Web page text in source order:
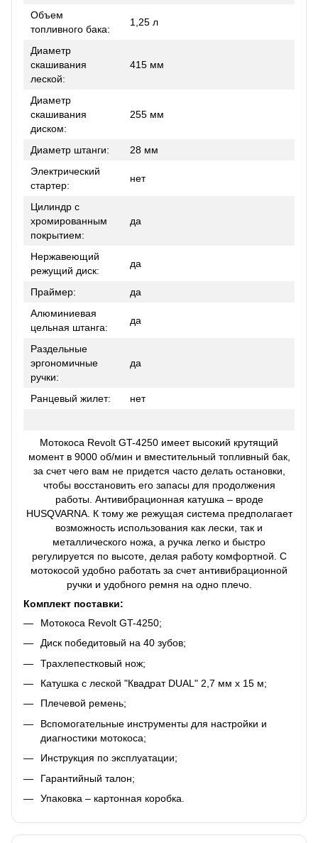
Объем
топливного бака:
1,25 л
Диаметр
скашивания
леской:
415 мм
Диаметр
скашивания
диском:
255 мм
Диаметр штанги:
28 мм
Электрический
стартер:
нет
Цилиндр с
хромированным
покрытием:
да
Нержавеющий
режущий диск:
да
Праймер:
да
Алюминиевая
цельная штанга:
да
Раздельные
эргономичные
ручки:
да
Ранцевый жилет: нет
Мотокоса Revolt GT-4250 имеет высокий крутящий
момент в 9000 об/мин и вместительный топливный бак,
за счет чего вам не придется часто делать остановки,
чтобы восстановить его запасы для продолжения
работы. Антивибрационная катушка – вроде
HUSQVARNA. К тому же режущая система предполагает
возможность использования как лески, так и
металлического ножа, а ручка легко и быстро
регулируется по высоте, делая работу комфортной. С
мотокосой удобно работать за счет антивибрационной
ручки и удобного ремня на одно плечо.
Комплект поставки:
Мотокоса Revolt GT-4250;
Диск победитовый на 40 зубов;
Трахлепестковый нож;
Катушка с леской "Квадрат DUAL" 2,7 мм х 15 м;
Плечевой ремень;
Вспомогательные инструменты для настройки и
диагностики мотокоса;
Инструкция по эксплуатации;
Гарантийный талон;
Упаковка – картонная коробка.